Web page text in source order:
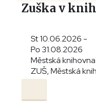
Zuška v
St 10.06.2026 -
Po 31.08.2026
Městská knihovna
ZUŠ, Městská